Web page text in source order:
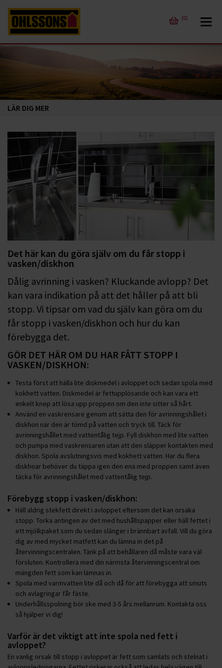
(0)
LÄR DIG MER
Det här kan du göra själv om du får stopp i
vasken/diskhon
Dålig avrinning i vasken? Kluckande avlopp? Det
kan vara indikation på att det håller på att bli
stopp. Vi tipsar om vad du själv kan göra om du
får stopp i vasken/diskhon och hur du kan
förebygga det.
GÖR DET HÄR OM DU HAR FÅTT STOPP I
VASKEN/DISKHON:
Testa först att hälla lite diskmedel i avloppet och sedan spola med
kokhett vatten. Diskmedel är fettupplösande och kan vara ett
enkelt knep att lösa upp proppen om den inte sitter så hårt.
Använd en vaskrensare genom att sätta den för avrinningshålet i
diskhon när den är tömd på vatten och tryck till. Täck för
avrinningshållet med vattentålig tejp. Fyll diskhon med lite vatten
och pumpa med vaskrensaren utan att den släpper kontakten med
diskhon. Spola avslutningsvis med kokhett vatten. Har du flera
diskhoar behöver du täppa igen den ena med proppen samt även
täcka för avrinningshålet med vattentålig tejp.
Förebygg stopp i vasken/diskhon:
Häll aldrig stekfett direkt i avloppet eftersom det kan orsaka
stopp. Torka antingen av det med hushållspapper eller häll fettet i
ett mjölkpaket som du sedan slänger i brännbart avfall. Vill du göra
dig av med mycket matfett kan du lämna in det på
återvinningscentralen. Tänk på att behållaren då måste vara väl
försluten. Kontrollera med din närmsta återvinningscentral om
mängden fett som kan lämnas in.
Spola med varmvatten lite då och då för att förebygga att smuts
och avlagringar får fäste.
Underhållsspolning bör ske med 3-5 års mellanrum. Kontakta oss
så hjälper vi dig!
Varför är det viktigt att inte spola ned fett i
avloppet?
En vanlig orsak till stopp i avloppet är fett som samlats och stelnat i